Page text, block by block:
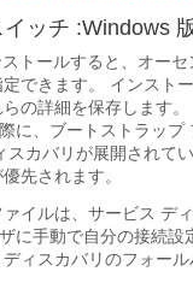
ッチ :Windows
トールすると、オー
できます。 インスト
の詳細を保存します
に、ブートストラップ
スカバリが展開されて
先されます。
イルは、サービス デ
に手動で自分の接続設
ィスカバリのフォー